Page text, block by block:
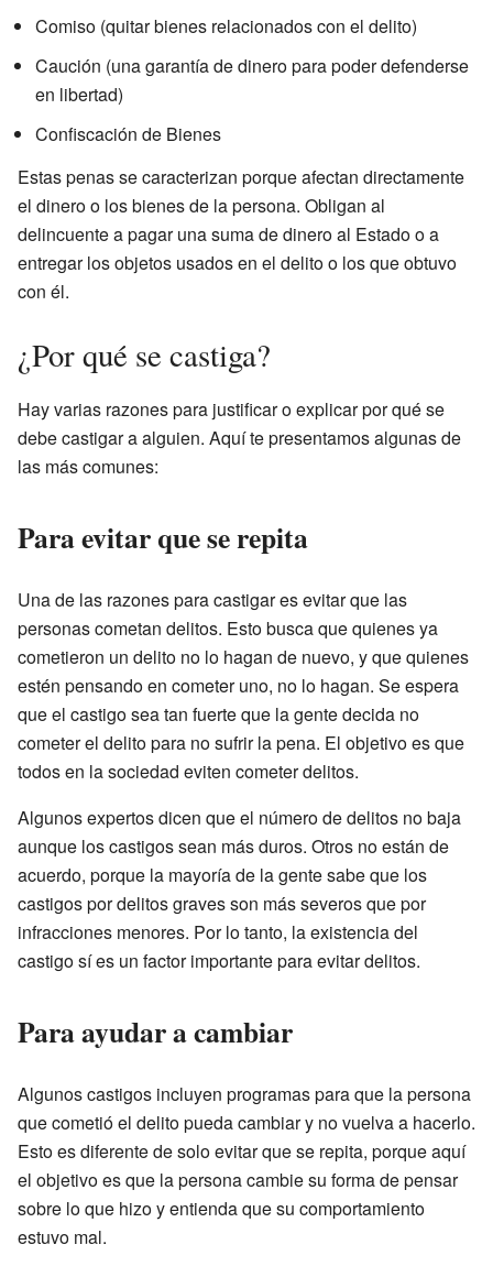
Comiso (quitar bienes relacionados con el delito)
Caución (una garantía de dinero para poder defenderse
en libertad)
Confiscación de Bienes
Estas penas se caracterizan porque afectan directamente
el dinero o los bienes de la persona. Obligan al
delincuente a pagar una suma de dinero al Estado o a
entregar los objetos usados en el delito o los que obtuvo
con él.
¿Por qué se castiga?
Hay varias razones para justificar o explicar por qué se
debe castigar a alguien. Aquí te presentamos algunas de
las más comunes:
Para evitar que se repita
Una de las razones para castigar es evitar que las
personas cometan delitos. Esto busca que quienes ya
cometieron un delito no lo hagan de nuevo, y que quienes
estén pensando en cometer uno, no lo hagan. Se espera
que el castigo sea tan fuerte que la gente decida no
cometer el delito para no sufrir la pena. El objetivo es que
todos en la sociedad eviten cometer delitos.
Algunos expertos dicen que el número de delitos no baja
aunque los castigos sean más duros. Otros no están de
acuerdo, porque la mayoría de la gente sabe que los
castigos por delitos graves son más severos que por
infracciones menores. Por lo tanto, la existencia del
castigo sí es un factor importante para evitar delitos.
Para ayudar a cambiar
Algunos castigos incluyen programas para que la persona
que cometió el delito pueda cambiar y no vuelva a hacerlo.
Esto es diferente de solo evitar que se repita, porque aquí
el objetivo es que la persona cambie su forma de pensar
sobre lo que hizo y entienda que su comportamiento
estuvo mal.